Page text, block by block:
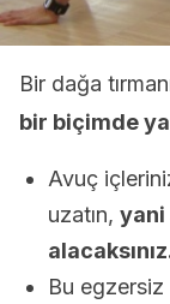
Bir dağa
bir biçimde
Avuç
uzatın, yani
Bu egzersiz